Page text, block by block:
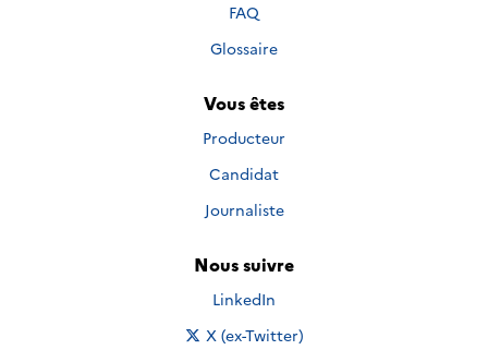
FAQ
Glossaire
Vous êtes
Producteur
Candidat
Journaliste
Nous suivre
Nous suivre sur
LinkedIn
Nous suivre sur
X (ex-Twitter)